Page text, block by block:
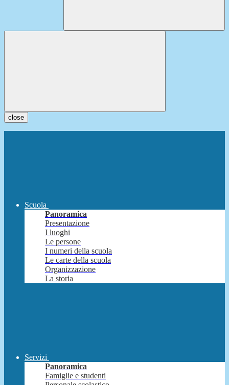
close
Scuola
Panoramica
Presentazione
I luoghi
Le persone
I numeri della scuola
Le carte della scuola
Organizzazione
La storia
Servizi
Panoramica
Famiglie e studenti